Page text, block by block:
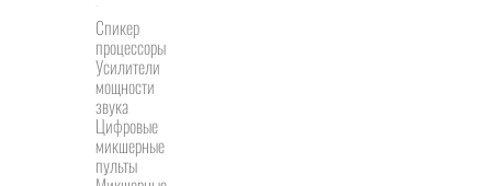
Спикер
процессоры
Усилители
мощности
звука
Цифровые
микшерные
пульты